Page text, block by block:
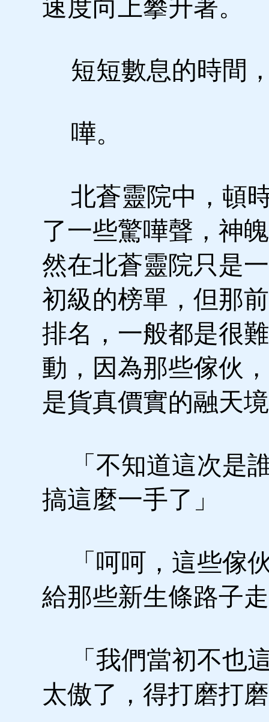
速度向上攀升著。
短短數息的時間
嘩。
北蒼靈院中，頓
了一些驚嘩聲，神
然在北蒼靈院只是
初級的榜單，但那
排名，一般都是很
動，因為那些傢伙
是貨真價實的融天
「不知道這次是
搞這麼一手了」
「呵呵，這些傢
給那些新生條路子
「我們當初不也
太傲了，得打磨打